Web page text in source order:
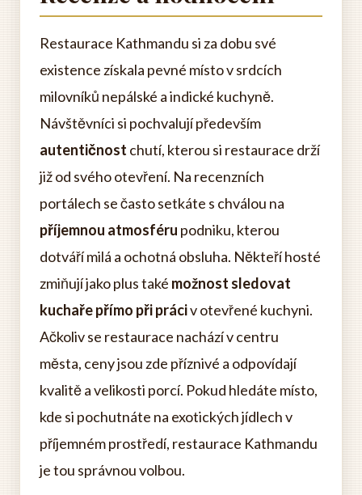
Restaurace Kathmandu si za dobu své
existence získala pevné místo v srdcích
milovníků nepálské a indické kuchyně.
Návštěvníci si pochvalují především
autentičnost chutí, kterou si restaurace drží
již od svého otevření. Na recenzních
portálech se často setkáte s chválou na
příjemnou atmosféru podniku, kterou
dotváří milá a ochotná obsluha. Někteří hosté
zmiňují jako plus také možnost sledovat
kuchaře přímo při práciv otevřené kuchyni.
Ačkoliv se restaurace nachází v centru
města, ceny jsou zde příznivé a odpovídají
kvalitě a velikosti porcí. Pokud hledáte místo,
kde si pochutnáte na exotických jídlech v
příjemném prostředí, restaurace Kathmandu
je tou správnou volbou.